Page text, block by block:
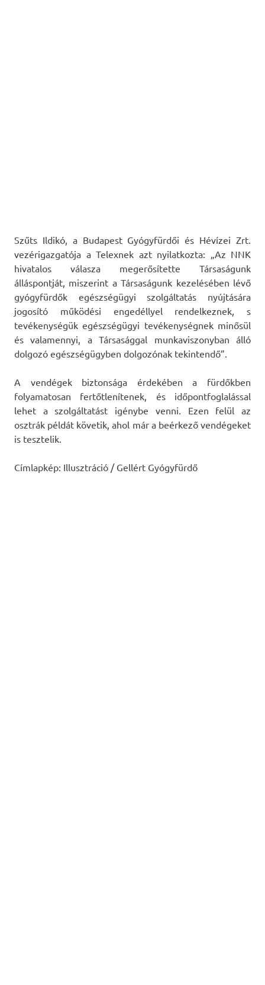
Szűts Ildikó, a Budapest Gyógyfürdői és Hévízei Zrt.
vezérigazgatója a Telexnek azt nyilatkozta: „Az NNK
hivatalos válasza megerősítette Társaságunk
álláspontját, miszerint a Társaságunk kezelésében lévő
gyógyfürdők egészségügyi szolgáltatás nyújtására
jogosító működési engedéllyel rendelkeznek, s
tevékenységük egészségügyi tevékenységnek minősül
és valamennyi, a Társasággal munkaviszonyban álló
dolgozó egészségügyben dolgozónak tekintendő”.
A vendégek biztonsága érdekében a fürdőkben
folyamatosan fertőtlenítenek, és időpontfoglalással
lehet a szolgáltatást igénybe venni. Ezen felül az
osztrák példát követik, ahol már a beérkező vendégeket
is tesztelik.
Címlapkép: Illusztráció / Gellért Gyógyfürdő